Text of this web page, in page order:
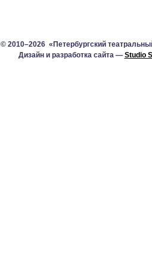
© 2010–2026 «Петербургский
Дизайн и разработка сайта — Studio